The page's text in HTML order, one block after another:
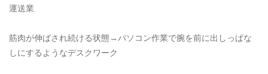
運送業
筋肉が伸ばされ続ける状態→パソコン作業で腕を前に出しっぱな
しにするようなデスクワーク